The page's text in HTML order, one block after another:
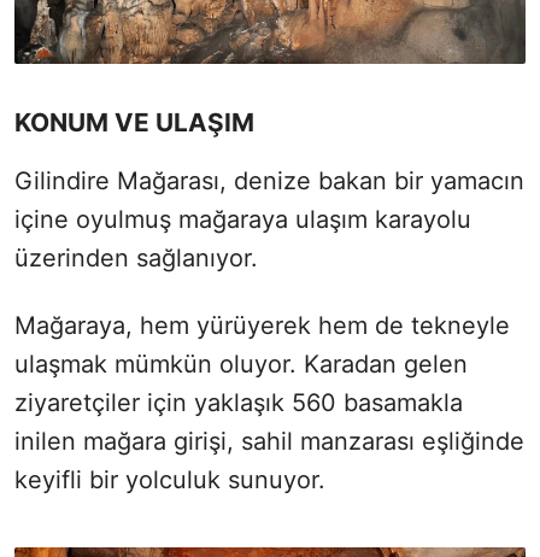
KONUM VE ULAŞIM
Gilindire Mağarası, denize bakan bir yamacın
içine oyulmuş mağaraya ulaşım karayolu
üzerinden sağlanıyor.
Mağaraya, hem yürüyerek hem de tekneyle
ulaşmak mümkün oluyor. Karadan gelen
ziyaretçiler için yaklaşık 560 basamakla
inilen mağara girişi, sahil manzarası eşliğinde
keyifli bir yolculuk sunuyor.